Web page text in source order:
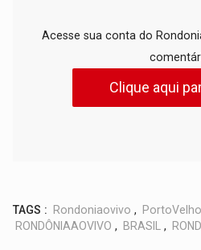
Acesse sua conta do
Clique aqui
TAGS : Rondoniaovivo , PortoVelho
RONDÔNIAAOVIVO , BRASIL ,